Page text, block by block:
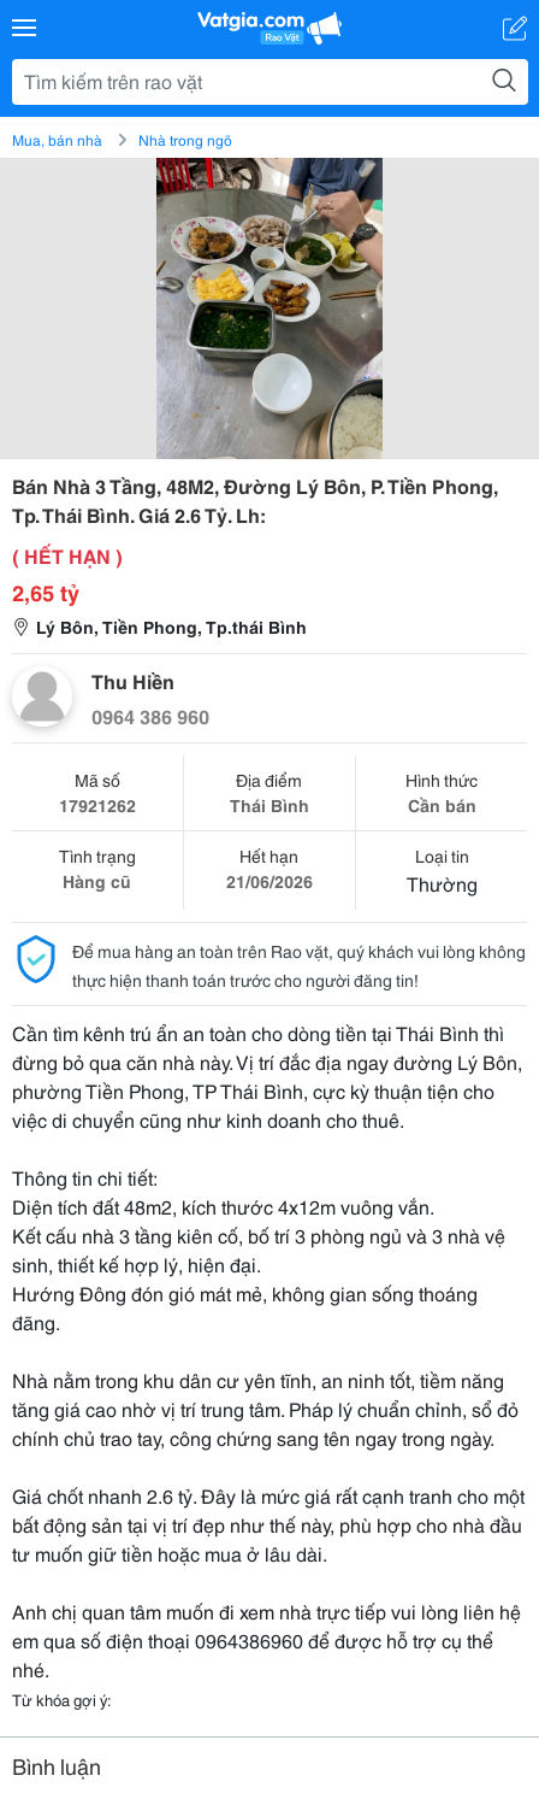
Mua, bán nhà Nhà trong ngõ
Bán Nhà 3 Tầng, 48M2, Đường Lý Bôn, P. Tiền Phong,
Tp. Thái Bình. Giá 2.6 Tỷ. Lh:
( HẾT HẠN )
2,65 tỷ
Lý Bôn, Tiền Phong, Tp.thái Bình
Thu Hiền
0964 386 960
Mã số
17921262
Địa điểm
Thái Bình
Hình thức
Cần bán
Tình trạng
Hàng cũ
Hết hạn
21/06/2026
Loại tin
Thường
Để mua hàng an toàn trên Rao vặt, quý khách vui lòng không
thực hiện thanh toán trước cho người đăng tin!
Cần tìm kênh trú ẩn an toàn cho dòng tiền tại Thái Bình thì
đừng bỏ qua căn nhà này. Vị trí đắc địa ngay đường Lý Bôn,
phường Tiền Phong, TP Thái Bình, cực kỳ thuận tiện cho
việc di chuyển cũng như kinh doanh cho thuê.
Thông tin chi tiết:
Diện tích đất 48m2, kích thước 4x12m vuông vắn.
Kết cấu nhà 3 tầng kiên cố, bố trí 3 phòng ngủ và 3 nhà vệ
sinh, thiết kế hợp lý, hiện đại.
Hướng Đông đón gió mát mẻ, không gian sống thoáng
đãng.
Nhà nằm trong khu dân cư yên tĩnh, an ninh tốt, tiềm năng
tăng giá cao nhờ vị trí trung tâm. Pháp lý chuẩn chỉnh, sổ đỏ
chính chủ trao tay, công chứng sang tên ngay trong ngày.
Giá chốt nhanh 2.6 tỷ. Đây là mức giá rất cạnh tranh cho một
bất động sản tại vị trí đẹp như thế này, phù hợp cho nhà đầu
tư muốn giữ tiền hoặc mua ở lâu dài.
Anh chị quan tâm muốn đi xem nhà trực tiếp vui lòng liên hệ
em qua số điện thoại 0964386960 để được hỗ trợ cụ thể
nhé.
Từ khóa gợi ý:
Bình luận